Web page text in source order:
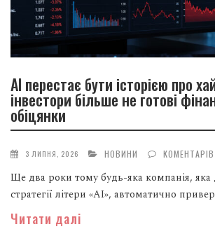
AI перестає бути історією про
інвестори більше не готові
обіцянки
3 ЛИПНЯ, 2026 НОВИНИ
Ще два роки тому будь-яка компанія, яка
стратегії літери «AI», автоматично
Читати далі